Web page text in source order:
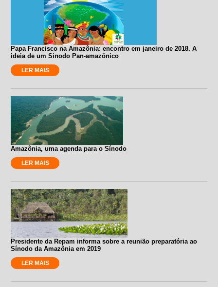
Papa Francisco na Amazônia: encontro em janeiro de 2018. A
ideia de um Sínodo Pan-amazônico
LER MAIS
Amazônia, uma agenda para o Sínodo
LER MAIS
Presidente da Repam informa sobre a reunião preparatória ao
Sínodo da Amazônia em 2019
LER MAIS